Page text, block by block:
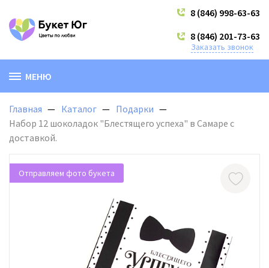
8 (846) 998-63-63
8 (846) 201-73-63
Заказать звонок
МЕНЮ
Главная Каталог
Подарки
Набор 12 шоколадок "Блестящего успеха" в Самаре с
доставкой.
Отправляем фото букета